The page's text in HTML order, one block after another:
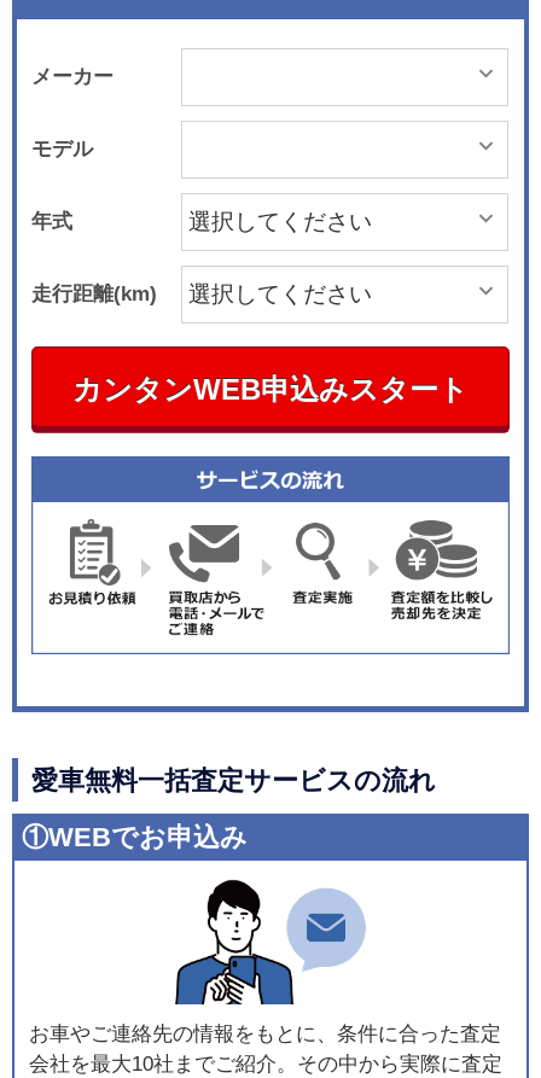
メーカー
モデル
年式
走行距離(km)
カンタンWEB申込みスタート
愛車無料一括査定サービスの流れ
①WEBでお申込み
お車やご連絡先の情報をもとに、条件に合った査定
会社を最大10社までご紹介。その中から実際に査定